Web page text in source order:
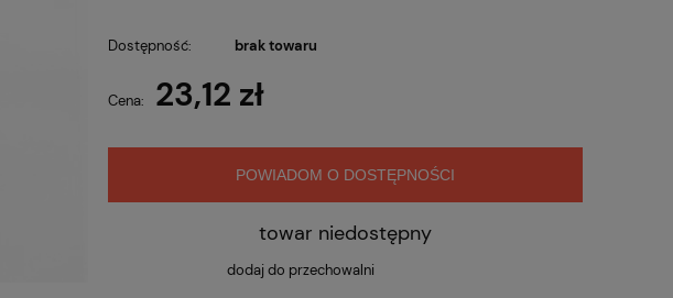
Dostępność: brak towaru
Cena: 23,12 zł
POWIADOM O DOSTĘPNOŚCI
towar niedostępny
dodaj do przechowalni